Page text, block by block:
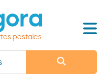
postales